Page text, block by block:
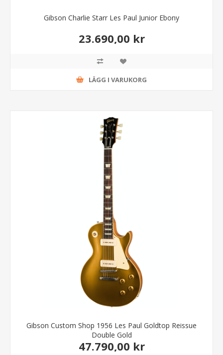
Gibson Charlie Starr Les Paul Junior Ebony
23.690,00 kr
LÄGG I VARUKORG
Gibson Custom Shop 1956 Les Paul Goldtop Reissue
Double Gold
47.790,00 kr